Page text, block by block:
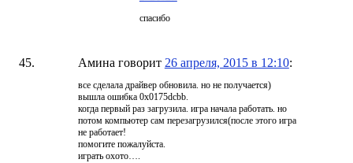
спасибо
Амина говорит 26 апреля, 2015 в 12:10:
все сделала драйвер обновила. но не получается)
вышла ошибка 0x0175dcbb.
когда первый раз загрузила. игра начала работать. но
потом компьютер сам перезагрузился(после этого игра
не работает!
помогите пожалуйста.
играть охото….